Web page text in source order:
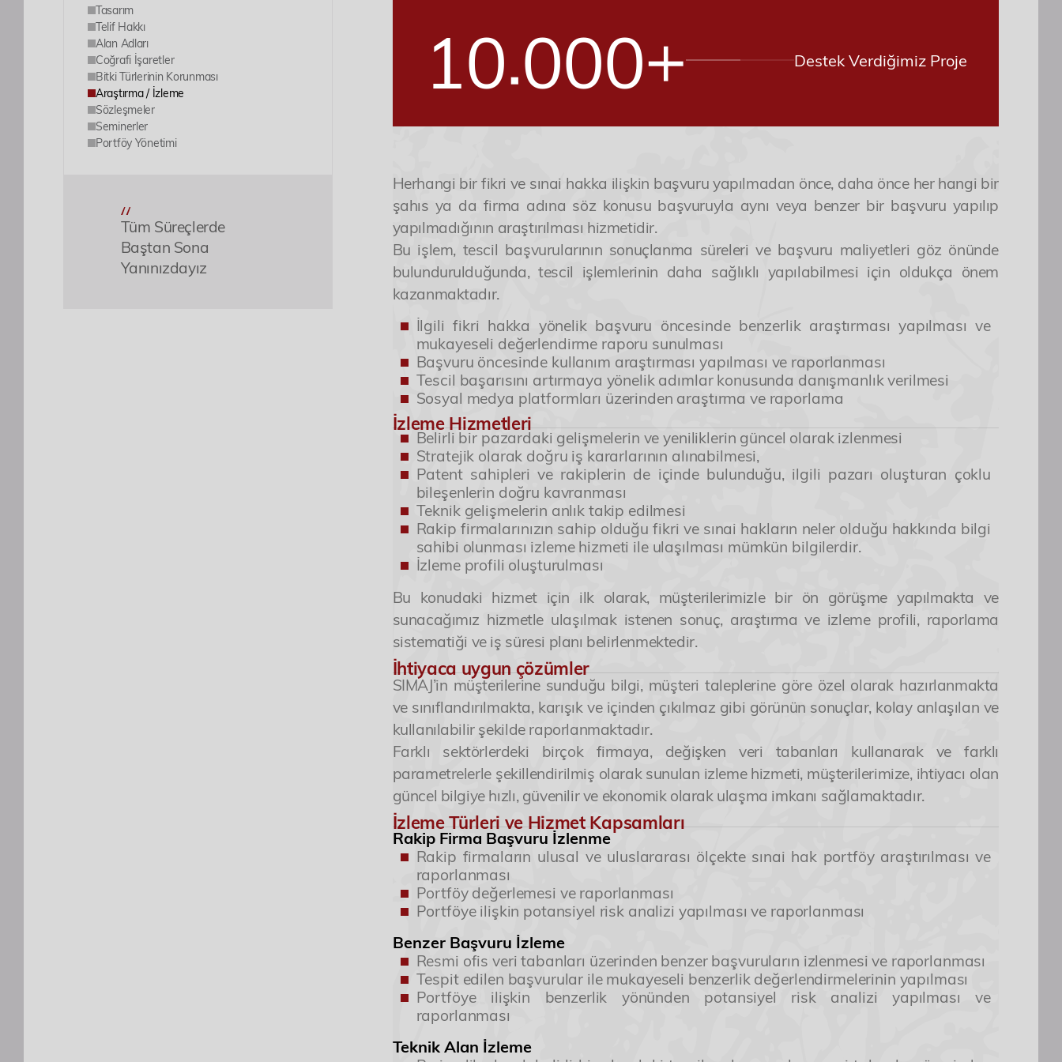
Tasarım
Telif Hakkı
Alan Adları
Coğrafi İşaretler
Bitki Türlerinin Korunması
Araştırma / İzleme
Sözleşmeler
Seminerler
Portföy Yönetimi
Tüm Süreçlerde
Baştan Sona
Yanınızdayız
1
2
3
4
5
6
7
8
9
0
1
2
3
4
5
6
7
8
9
.0
1
2
3
4
5
6
7
8
9
0
1
2
3
4
5
6
7
8
9
0
1
2
3
4
5
6
7
8
9
+ Destek Verdiğimiz Proje
Herhangi bir fikri ve sınai hakka ilişkin başvuru yapılmadan önce, daha önce her hangi bir
şahıs ya da firma adına söz konusu başvuruyla aynı veya benzer bir başvuru yapılıp
yapılmadığının araştırılması hizmetidir.
Bu işlem, tescil başvurularının sonuçlanma süreleri ve başvuru maliyetleri göz önünde
bulundurulduğunda, tescil işlemlerinin daha sağlıklı yapılabilmesi için oldukça önem
kazanmaktadır.
İlgili fikri hakka yönelik başvuru öncesinde benzerlik araştırması yapılması ve
mukayeseli değerlendirme raporu sunulması
Başvuru öncesinde kullanım araştırması yapılması ve raporlanması
Tescil başarısını artırmaya yönelik adımlar konusunda danışmanlık verilmesi
Sosyal medya platformları üzerinden araştırma ve raporlama
İzleme Hizmetleri
Belirli bir pazardaki gelişmelerin ve yeniliklerin güncel olarak izlenmesi
Stratejik olarak doğru iş kararlarının alınabilmesi,
Patent sahipleri ve rakiplerin de içinde bulunduğu, ilgili pazarı oluşturan çoklu
bileşenlerin doğru kavranması
Teknik gelişmelerin anlık takip edilmesi
Rakip firmalarınızın sahip olduğu fikri ve sınai hakların neler olduğu hakkında bilgi
sahibi olunması izleme hizmeti ile ulaşılması mümkün bilgilerdir.
İzleme profili oluşturulması
Bu konudaki hizmet için ilk olarak, müşterilerimizle bir ön görüşme yapılmakta ve
sunacağımız hizmetle ulaşılmak istenen sonuç, araştırma ve izleme profili, raporlama
sistematiği ve iş süresi planı belirlenmektedir.
İhtiyaca uygun çözümler
SIMAJ’in müşterilerine sunduğu bilgi, müşteri taleplerine göre özel olarak hazırlanmakta
ve sınıflandırılmakta, karışık ve içinden çıkılmaz gibi görünün sonuçlar, kolay anlaşılan ve
kullanılabilir şekilde raporlanmaktadır.
Farklı sektörlerdeki birçok firmaya, değişken veri tabanları kullanarak ve farklı
parametrelerle şekillendirilmiş olarak sunulan izleme hizmeti, müşterilerimize, ihtiyacı olan
güncel bilgiye hızlı, güvenilir ve ekonomik olarak ulaşma imkanı sağlamaktadır.
İzleme Türleri ve Hizmet Kapsamları
Rakip Firma Başvuru İzlenme
Rakip firmaların ulusal ve uluslararası ölçekte sınai hak portföy araştırılması ve
raporlanması
Portföy değerlemesi ve raporlanması
Portföye ilişkin potansiyel risk analizi yapılması ve raporlanması
Benzer Başvuru İzleme
Resmi ofis veri tabanları üzerinden benzer başvuruların izlenmesi ve raporlanması
Tespit edilen başvurular ile mukayeseli benzerlik değerlendirmelerinin yapılması
Portföye ilişkin benzerlik yönünden potansiyel risk analizi yapılması ve
raporlanması
Teknik Alan İzleme
Yönetici Ortak
Lorem ipsum, dolor sit amet consectetur adipisicing elit. Architecto, numquam odio. Dolor
obcaecati quam asperiores rem dolorem debitis perferendis. Deleniti possimus totam harum